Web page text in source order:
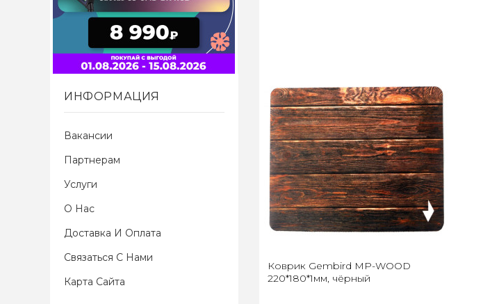
ИНФОРМАЦИЯ
Вакансии
Партнерам
Услуги
О Нас
Доставка И Оплата
Связаться С Нами
Карта Сайта
Коврик Gembird MP-WOOD
220*180*1мм, чёрный